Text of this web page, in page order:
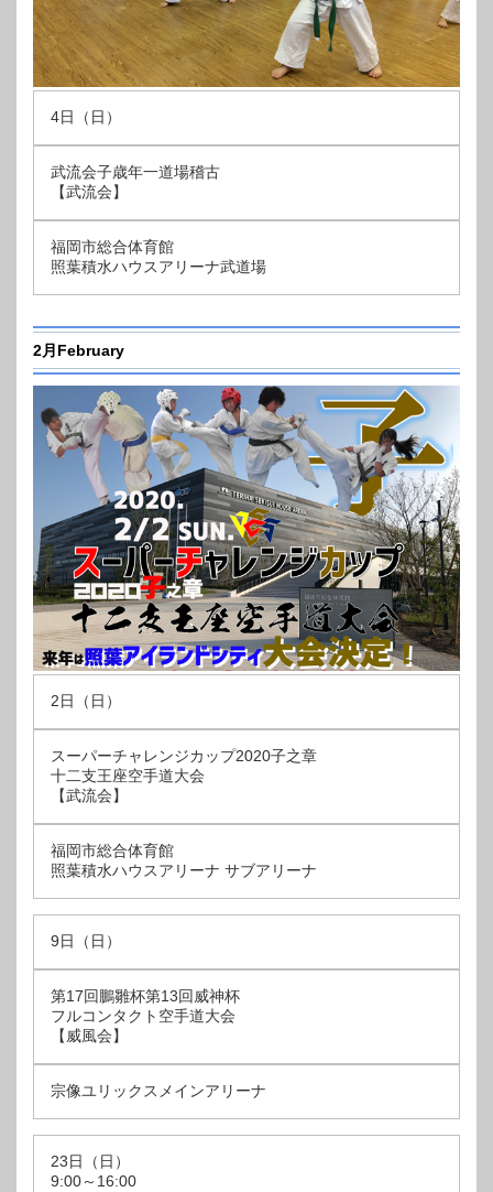
4日（日）
武流会子歳年一道場稽古
【武流会】
福岡市総合体育館
照葉積水ハウスアリーナ武道場
2月February
2日（日）
スーパーチャレンジカップ2020子之章
十二支王座空手道大会
【武流会】
福岡市総合体育館
照葉積水ハウスアリーナ サブアリーナ
9日（日）
第17回鵬雛杯第13回威神杯
フルコンタクト空手道大会
【威風会】
宗像ユリックスメインアリーナ
23日（日）
9:00～16:00